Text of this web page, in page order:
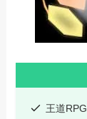
王道RPG